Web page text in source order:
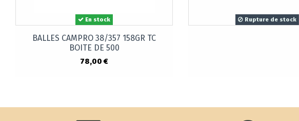
En stock
BALLES CAMPRO 38/357 158GR TC
BOITE DE 500
78,00 €
Rupture de stock